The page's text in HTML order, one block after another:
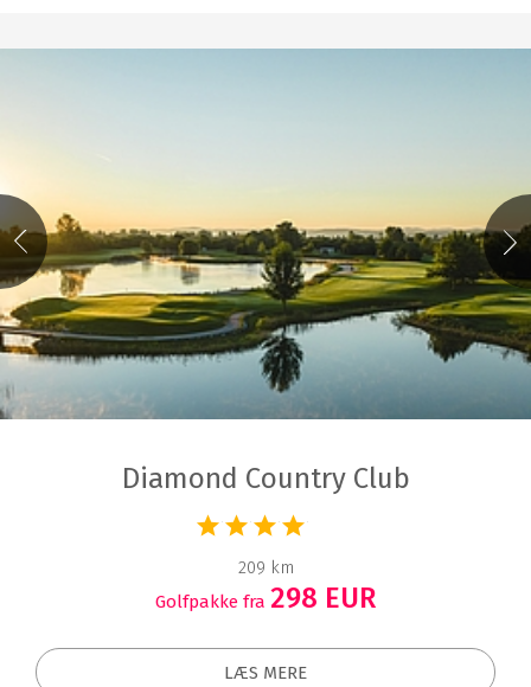
Diamond Country Club
209 km
Golfpakke fra 298 EUR
LÆS MERE